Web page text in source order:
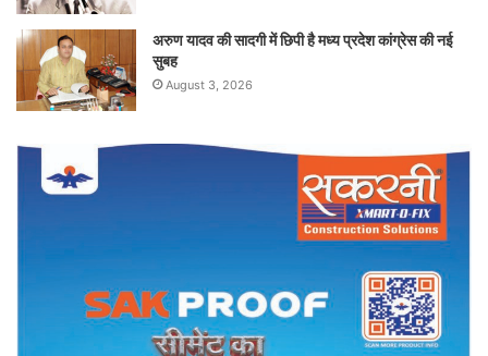
अरुण यादव की सादगी में छिपी है मध्य प्रदेश कांग्रेस की नई
सुबह
August 3, 2026